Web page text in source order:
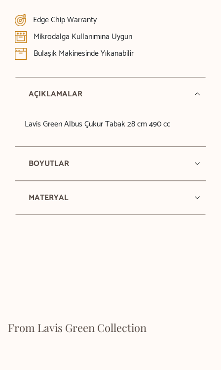
Edge Chip Warranty
Mikrodalga Kullanımına Uygun
Bulaşık Makinesinde Yıkanabilir
AÇIKLAMALAR
Lavis Green Albus Çukur Tabak 28 cm 490 cc
BOYUTLAR
MATERYAL
From Lavis Green Collection